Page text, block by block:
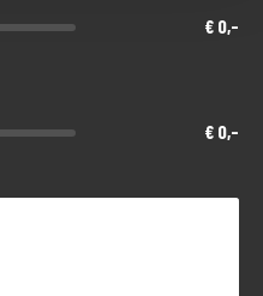
€ 0,-
€ 0,-